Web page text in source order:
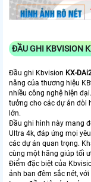
ĐẦU GHI KBVISION
Đầu ghi Kbvision KX-
năng của thương hiệu
nhiều công nghệ hiện
tưởng cho các dự án đòi
lớn.
Đầu ghi hình này mang
Ultra 4k, đáp ứng mọi
các dự án quan trọng.
cùng một hãng giúp tối
Điểm đặc biệt của
ảnh ban đêm sắc nét,